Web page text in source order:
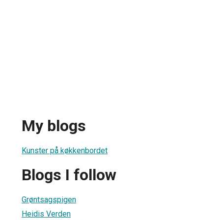
My blogs
Kunster på køkkenbordet
Blogs I follow
Grøntsagspigen
Heidis Verden